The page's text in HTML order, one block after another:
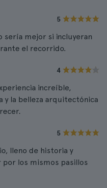
5
sería mejor si incluyeran
el recorrido.
4
increíble,
y la belleza arquitectónica
5
lleno de historia y
por los mismos pasillos